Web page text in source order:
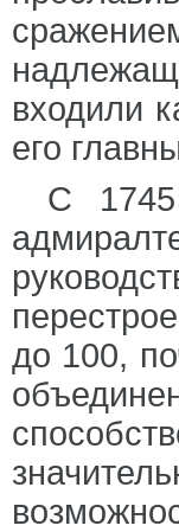
входили
его
С
до 100,